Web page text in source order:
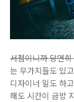
서점이니까 당연히
는 무가지들도 있
디자이너 일도 하
해도 시간이 금방